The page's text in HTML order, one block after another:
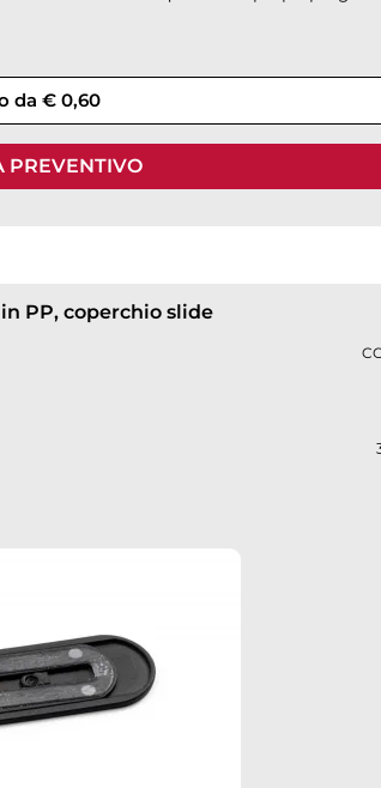
da € 0,60
PREVENTIVO
PP, coperchio slide